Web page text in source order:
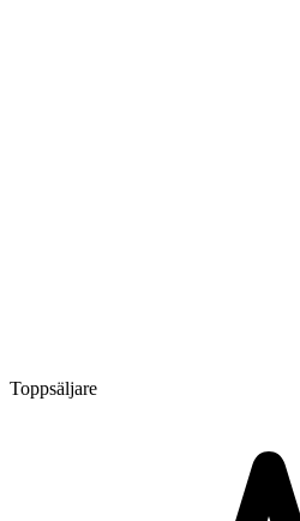
Toppsäljare